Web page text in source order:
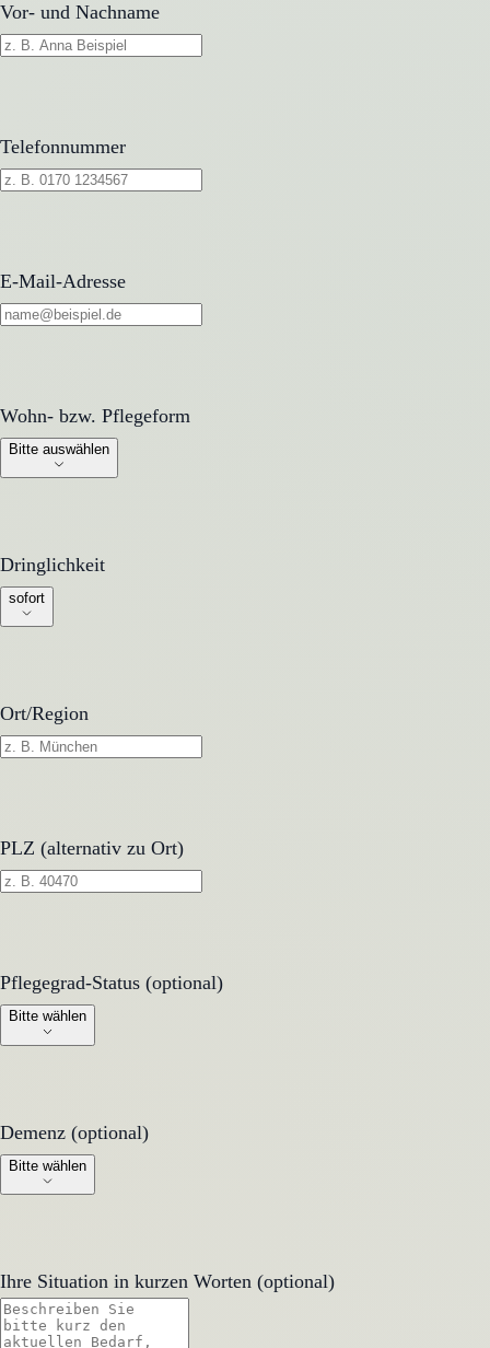
Vor- und Nachname
Telefonnummer
E-Mail-Adresse
Wohn- bzw. Pflegeform
Wohn- bzw. Pflegeform
Bitte auswählen
Dringlichkeit
Dringlichkeit
sofort
Ort/Region
PLZ (alternativ zu Ort)
Pflegegrad-Status (optional)
Pflegegrad-Status (optional)
Bitte wählen
Demenz (optional)
Demenz (optional)
Bitte wählen
Ihre Situation in kurzen Worten (optional)